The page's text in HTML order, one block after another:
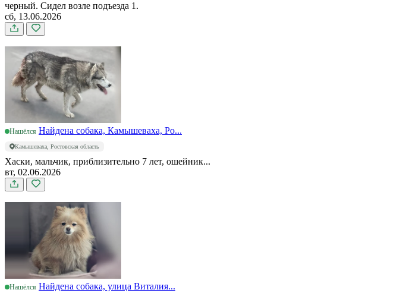
черный. Сидел возле подъезда 1.
сб, 13.06.2026
Нашёлся Найдена собака, Камышеваха, Ро...
Камышеваха, Ростовская область
Хаски, мальчик, приблизительно 7 лет, ошейник...
вт, 02.06.2026
Нашёлся Найдена собака, улица Виталия...